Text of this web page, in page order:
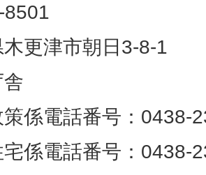
8501
更津市朝日3-8-1
係電話番号：0438-
係電話番号：0438-